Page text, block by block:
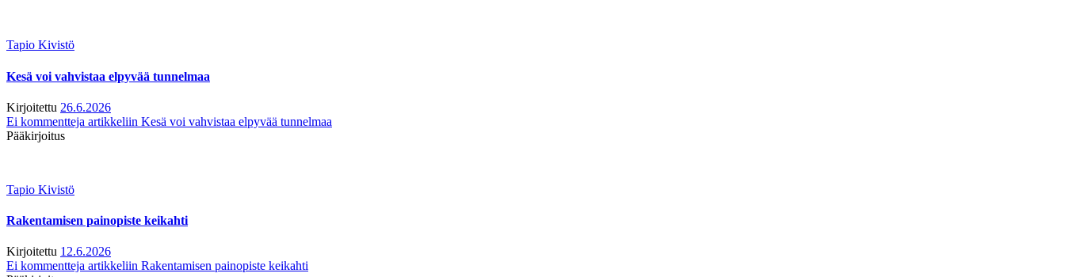
Tapio Kivistö
Kesä voi vahvistaa elpyvää tunnelmaa
Kirjoitettu 26.6.2026
Ei kommentteja artikkeliin Kesä voi vahvistaa elpyvää tunnelmaa
Pääkirjoitus
Tapio Kivistö
Rakentamisen painopiste keikahti
Kirjoitettu 12.6.2026
Ei kommentteja artikkeliin Rakentamisen painopiste keikahti